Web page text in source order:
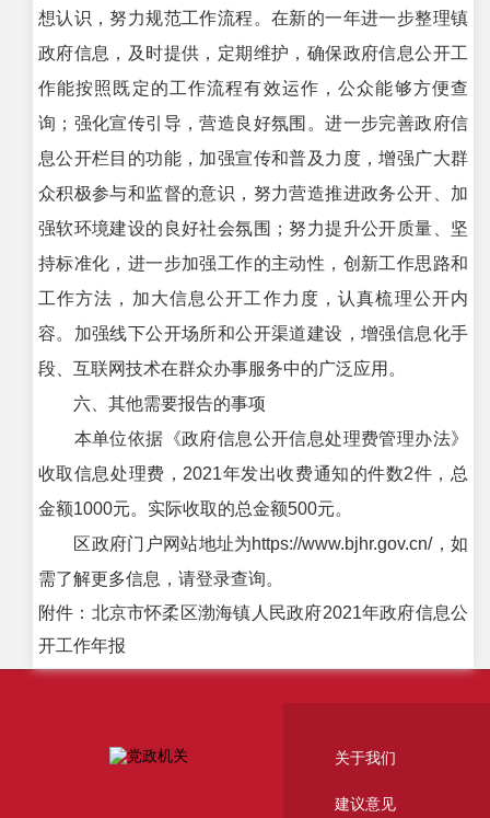
想认识，努力规范工作流程。在新的一年进一步整理镇
政府信息，及时提供，定期维护，确保政府信息公开工
作能按照既定的工作流程有效运作，公众能够方便查
询；强化宣传引导，营造良好氛围。进一步完善政府信
息公开栏目的功能，加强宣传和普及力度，增强广大群
众积极参与和监督的意识，努力营造推进政务公开、加
强软环境建设的良好社会氛围；努力提升公开质量、坚
持标准化，进一步加强工作的主动性，创新工作思路和
工作方法，加大信息公开工作力度，认真梳理公开内
容。加强线下公开场所和公开渠道建设，增强信息化手
段、互联网技术在群众办事服务中的广泛应用。
六、其他需要报告的事项
本单位依据《政府信息公开信息处理费管理办法》
收取信息处理费，2021年发出收费通知的件数2件，总
金额1000元。实际收取的总金额500元。
区政府门户网站地址为https://www.bjhr.gov.cn/，如
需了解更多信息，请登录查询。
附件：北京市怀柔区渤海镇人民政府2021年政府信息公
开工作年报
关于我们
建议意见